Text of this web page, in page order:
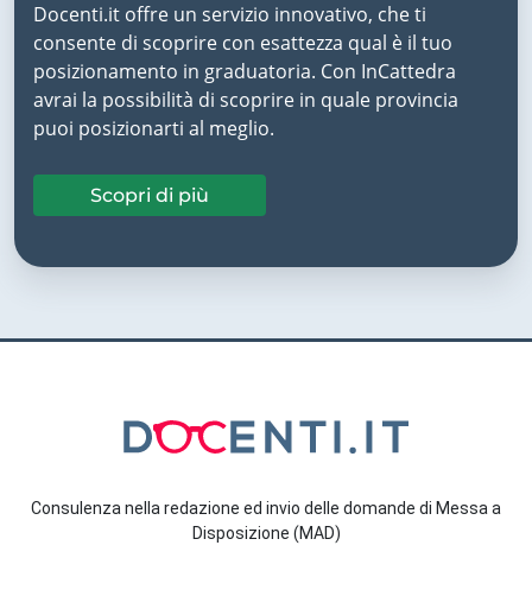
Docenti.it offre un servizio innovativo, che ti
consente di scoprire con esattezza qual è il tuo
posizionamento in graduatoria. Con InCattedra
avrai la possibilità di scoprire in quale provincia
puoi posizionarti al meglio.
Scopri di più
Consulenza nella redazione ed invio delle domande di Messa a
Disposizione (MAD)